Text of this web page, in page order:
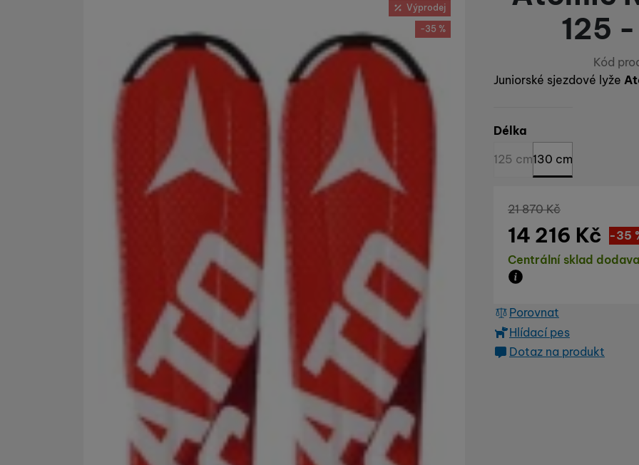
125 -
Kód
Juniorské sjezdové lyže
Vyberte variantu
Délka
125 cm130 cm
Dostupnost
Centrální sklad
Původní cena
21 870Kč
7
(
-35
14 216 Kč
Porovnat
Hlídací pes
Dotaz na produkt
Výprodej
-35 %